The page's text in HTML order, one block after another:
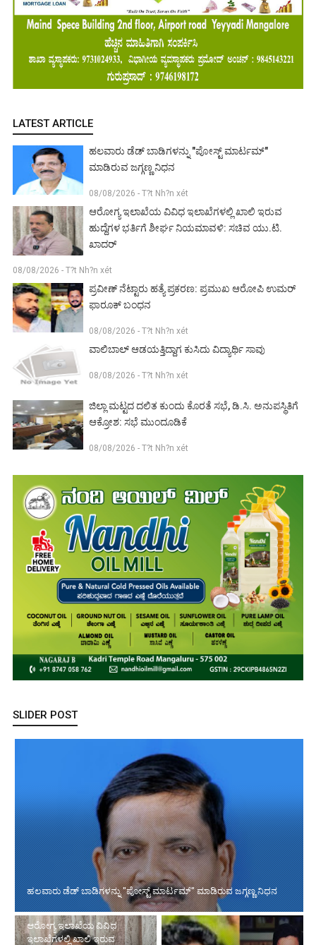
LATEST ARTICLE
ಹಲವಾರು ಡೆಡ್ ಬಾಡಿಗಳನ್ನು "ಪೋಸ್ಟ್ ಮಾರ್ಟಮ್"
ಮಾಡಿರುವ ಜಗ್ಗಣ್ಣ ನಿಧನ
08/08/2026 - T?t Nh?n xét
ಆರೋಗ್ಯ ಇಲಾಖೆಯ ವಿವಿಧ ಇಲಾಖೆಗಳಲ್ಲಿ ಖಾಲಿ ಇರುವ
ಹುದ್ದೆಗಳ ಭರ್ತಿಗೆ ಶೀರ್ಘ ನಿಯಮಾವಳಿ: ಸಚಿವ ಯು.ಟಿ.
ಖಾದರ್
08/08/2026 - T?t Nh?n xét
ಪ್ರವೀಣ್ ನೆಟ್ಟಾರು ಹತ್ಯೆ ಪ್ರಕರಣ: ಪ್ರಮುಖ ಆರೋಪಿ ಉಮರ್
ಫಾರೂಕ್ ಬಂಧನ
08/08/2026 - T?t Nh?n xét
ವಾಲಿಬಾಲ್ ಆಡಯತ್ತಿದ್ದಾಗ ಕುಸಿದು ವಿದ್ಯಾರ್ಥಿ ಸಾವು
08/08/2026 - T?t Nh?n xét
ಜಿಲ್ಲಾ ಮಟ್ಟದ ದಲಿತ ಕುಂದು ಕೊರತೆ ಸಭೆ, ಡಿ.ಸಿ. ಅನುಪಸ್ಥಿತಿಗೆ
ಆಕ್ರೋಶ: ಸಭೆ ಮುಂದೂಡಿಕೆ
08/08/2026 - T?t Nh?n xét
SLIDER POST
ಹಲವಾರು ಡೆಡ್ ಬಾಡಿಗಳನ್ನು "ಪೋಸ್ಟ್ ಮಾರ್ಟಮ್" ಮಾಡಿರುವ ಜಗ್ಗಣ್ಣ ನಿಧನ
ಆರೋಗ್ಯ ಇಲಾಖೆಯ ವಿವಿಧ
ಇಲಾಖೆಗಳಲ್ಲಿ ಖಾಲಿ ಇರುವ